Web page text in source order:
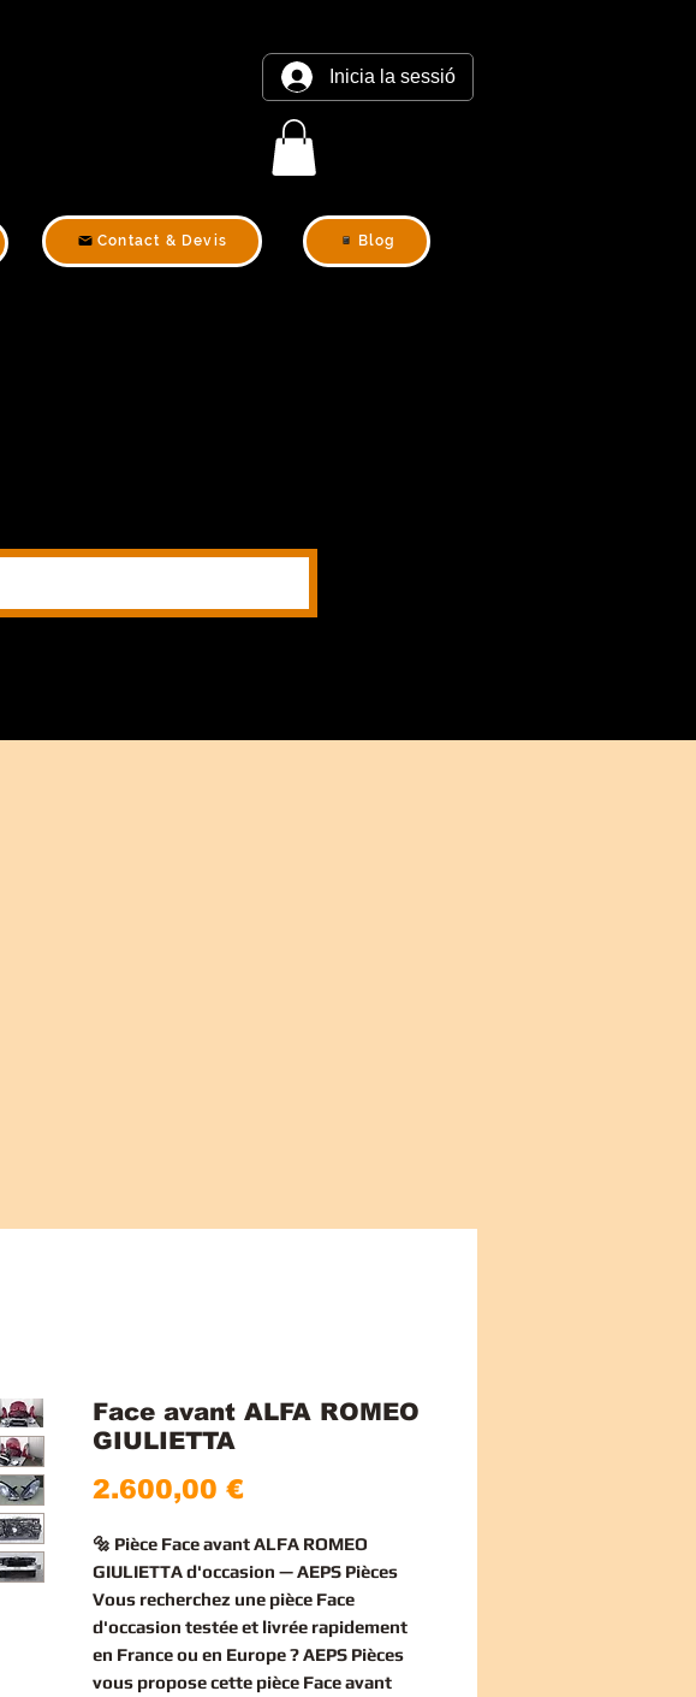
Inicia la sessió
Contact & Devis Blog
Face avant ALFA ROMEO
GIULIETTA
2.600,00 €Price
🔩 Pièce Face avant ALFA ROMEO
GIULIETTA d'occasion — AEPS Pièces
Vous recherchez une pièce Face
d'occasion testée et livrée rapidement
en France ou en Europe ? AEPS Pièces
vous propose cette pièce Face avant